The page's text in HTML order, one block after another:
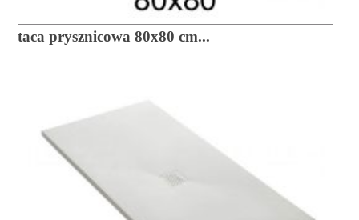
taca prysznicowa 80x80 cm...